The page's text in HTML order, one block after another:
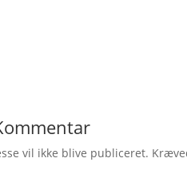
vil ikke blive publiceret.